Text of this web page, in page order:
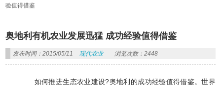
验值得借鉴
奥地利有机农业发展迅猛 成功经验值得借鉴
发布时间：2015/05/11 现代农业 浏览次数：2448
如何推进生态农业建设?奥地利的成功经验值得借鉴。世界